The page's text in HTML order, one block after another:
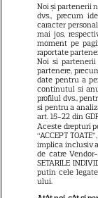
17
Noi și partenerii
dvs., precum
caracter
mai jos,
moment pe
raportate
Noi si
partenere,
date pentru a
continutul si
profilul dvs.,
si pentru a
art. 15-22 din
Aceste drepturi
“ACCEPT
implica inclusiv
de catre
SETARILE
putin cele
ului.